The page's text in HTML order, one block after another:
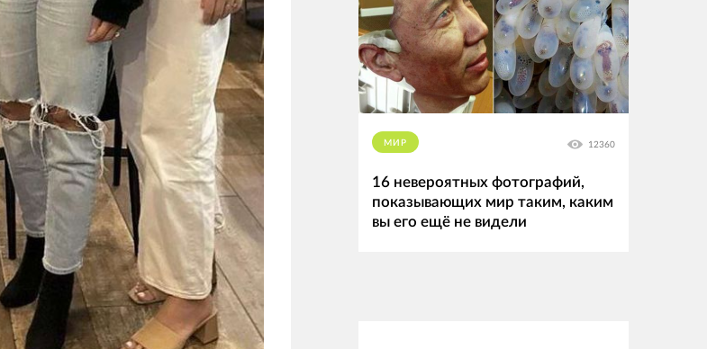
МИР 12360
16 невероятных фотографий,
показывающих мир таким, каким
вы его ещё не видели